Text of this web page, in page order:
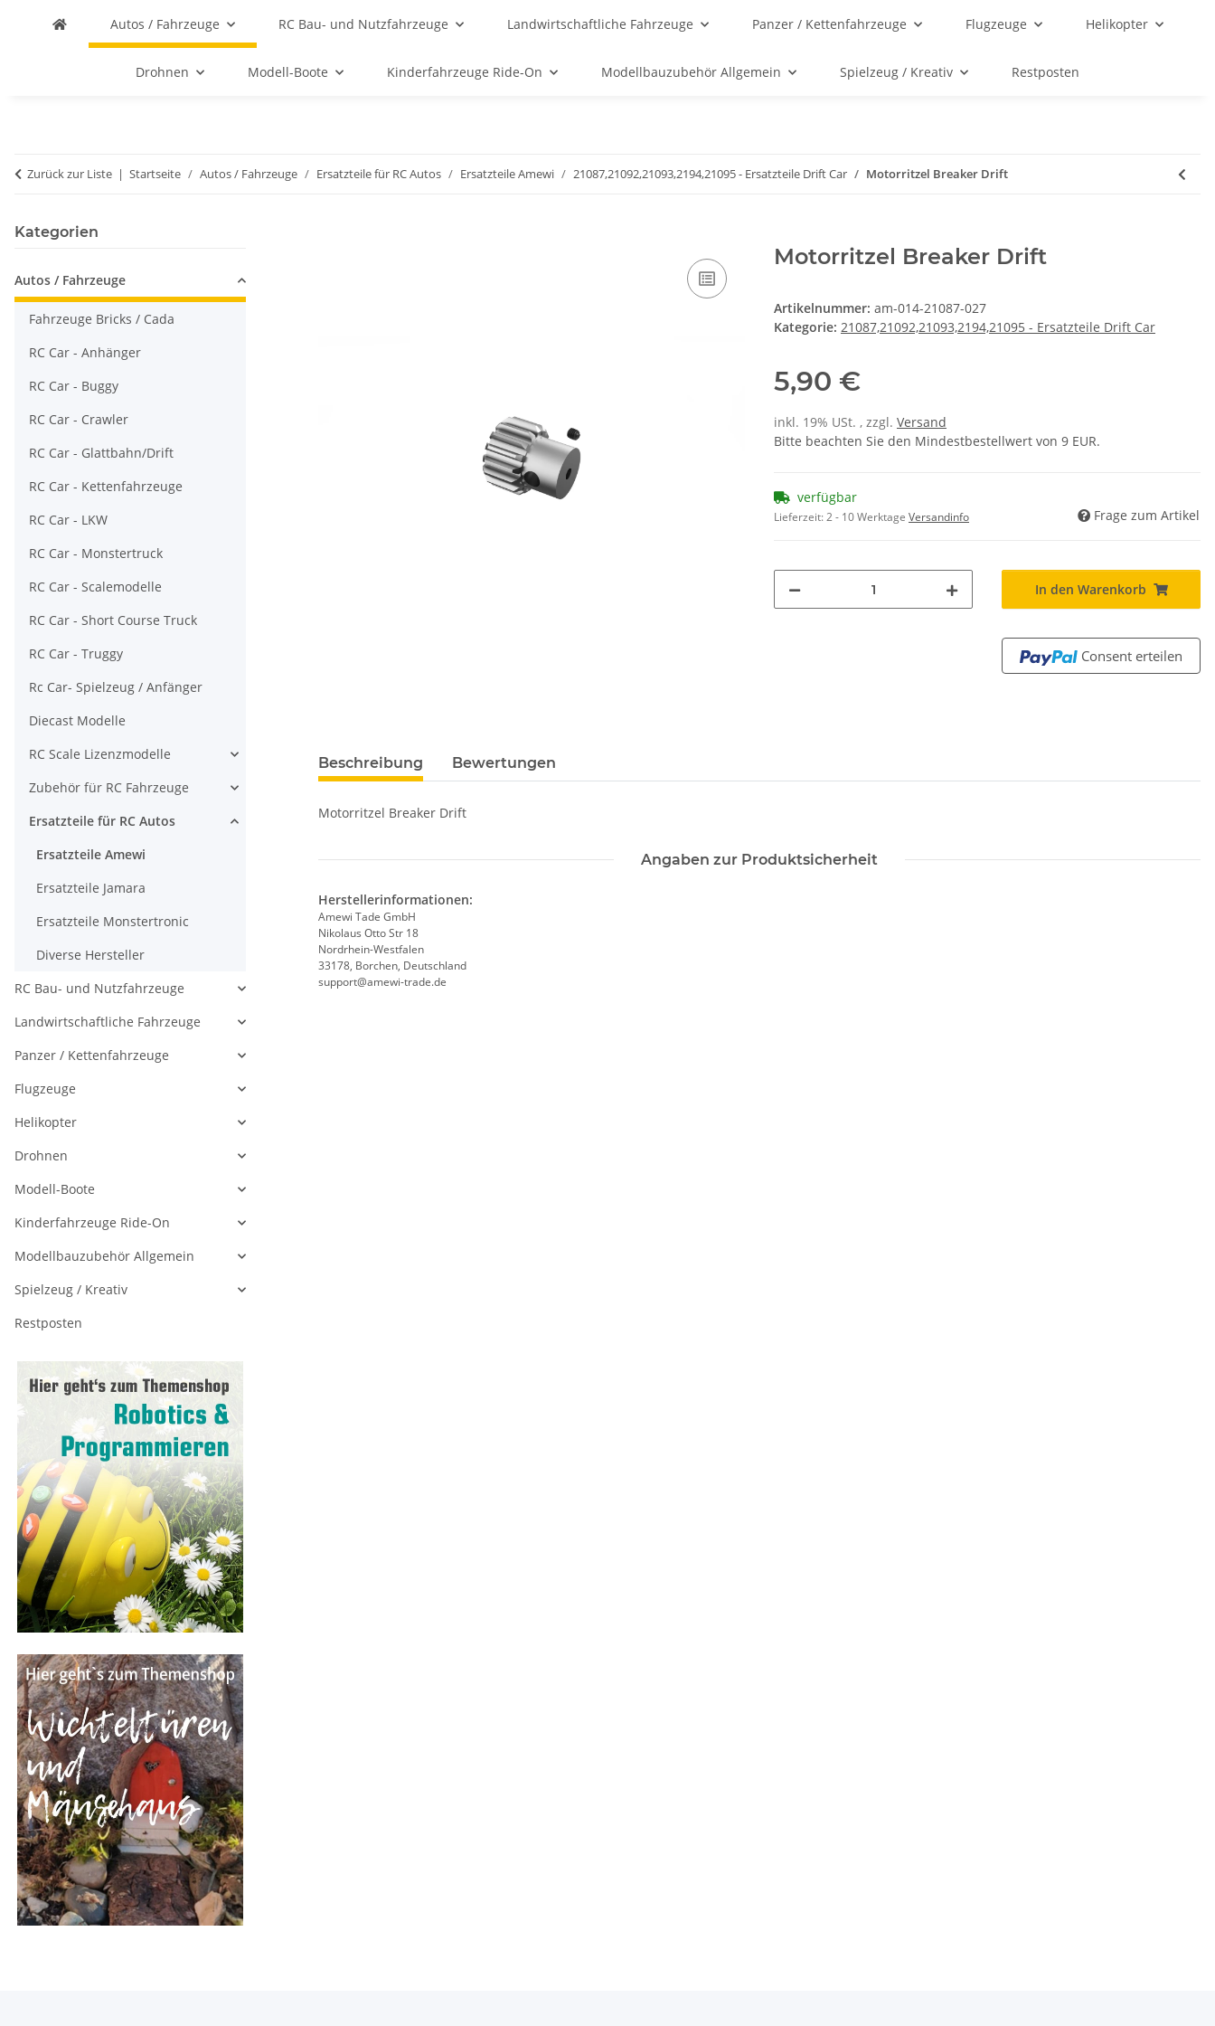
Autos / Fahrzeuge RC Bau- und Nutzfahrzeuge Landwirtschaftliche Fahrzeuge Panzer / Kettenfahrzeuge Flugzeuge Helikopter
Drohnen Modell-Boote Kinderfahrzeuge Ride-On Modellbauzubehör Allgemein Spielzeug / Kreativ Restposten
Zurück zur Liste Startseite Autos / Fahrzeuge Ersatzteile für RC Autos Ersatzteile Amewi 21087,21092,21093,2194,21095 - Ersatzteile Drift Car Motorritzel Breaker Drift
Motorritzel Breaker Drift
Artikelnummer: am-014-21087-027
Kategorie: 21087,21092,21093,2194,21095 - Ersatzteile Drift Car
5,90 €
inkl. 19% USt. , zzgl. Versand
Bitte beachten Sie den Mindestbestellwert von 9 EUR.
verfügbar
Lieferzeit:2 - 10 Werktage Versandinfo Frage zum Artikel
In den Warenkorb
Consent erteilen
Beschreibung Bewertungen
Motorritzel Breaker Drift
Angaben zur Produktsicherheit
Herstellerinformationen:
Amewi Tade GmbH
Nikolaus Otto Str 18
Nordrhein-Westfalen
33178, Borchen, Deutschland
support@amewi-trade.de
Kategorien
Autos / Fahrzeuge
Fahrzeuge Bricks / Cada
RC Car - Anhänger
RC Car - Buggy
RC Car - Crawler
RC Car - Glattbahn/Drift
RC Car - Kettenfahrzeuge
RC Car - LKW
RC Car - Monstertruck
RC Car - Scalemodelle
RC Car - Short Course Truck
RC Car - Truggy
Rc Car- Spielzeug / Anfänger
Diecast Modelle
RC Scale Lizenzmodelle
Zubehör für RC Fahrzeuge
Ersatzteile für RC Autos
Ersatzteile Amewi
Ersatzteile Jamara
Ersatzteile Monstertronic
Diverse Hersteller
RC Bau- und Nutzfahrzeuge
Landwirtschaftliche Fahrzeuge
Panzer / Kettenfahrzeuge
Flugzeuge
Helikopter
Drohnen
Modell-Boote
Kinderfahrzeuge Ride-On
Modellbauzubehör Allgemein
Spielzeug / Kreativ
Restposten